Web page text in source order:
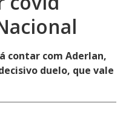
contar com Aderlan,
duelo, que vale